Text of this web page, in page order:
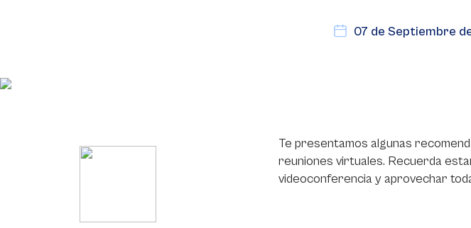
07 de Septiembre
Te presentamos algunas
reuniones virtuales. Recuerda
videoconferencia y aprovechar